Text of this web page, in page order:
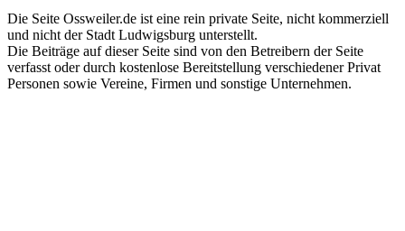
Die Seite Ossweiler.de ist eine rein private Seite, nicht kommerziell
und nicht der Stadt Ludwigsburg unterstellt.
Die Beiträge auf dieser Seite sind von den Betreibern der Seite
verfasst oder durch kostenlose Bereitstellung verschiedener Privat
Personen sowie Vereine, Firmen und sonstige Unternehmen.